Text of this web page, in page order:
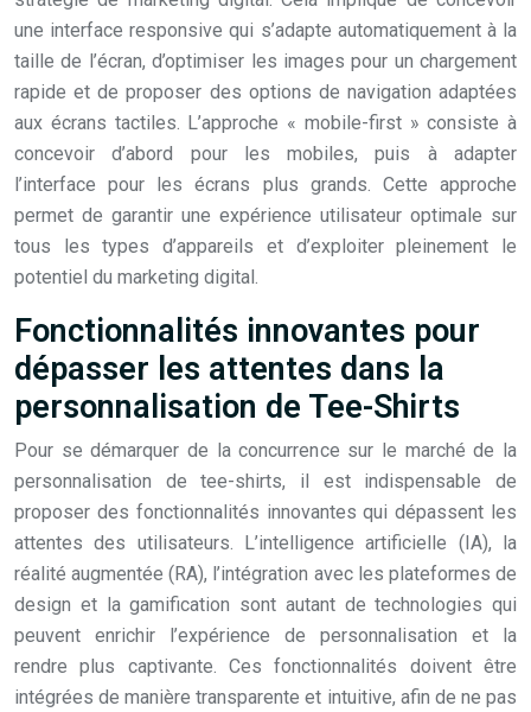
une interface responsive qui s’adapte automatiquement à la
taille de l’écran, d’optimiser les images pour un chargement
rapide et de proposer des options de navigation adaptées
aux écrans tactiles. L’approche « mobile-first » consiste à
concevoir d’abord pour les mobiles, puis à adapter
l’interface pour les écrans plus grands. Cette approche
permet de garantir une expérience utilisateur optimale sur
tous les types d’appareils et d’exploiter pleinement le
potentiel du marketing digital.
Fonctionnalités innovantes pour
dépasser les attentes dans la
personnalisation de Tee-Shirts
Pour se démarquer de la concurrence sur le marché de la
personnalisation de tee-shirts, il est indispensable de
proposer des fonctionnalités innovantes qui dépassent les
attentes des utilisateurs. L’intelligence artificielle (IA), la
réalité augmentée (RA), l’intégration avec les plateformes de
design et la gamification sont autant de technologies qui
peuvent enrichir l’expérience de personnalisation et la
rendre plus captivante. Ces fonctionnalités doivent être
intégrées de manière transparente et intuitive, afin de ne pas